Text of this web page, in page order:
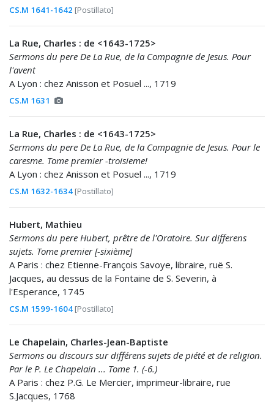
CS.M 1641-1642 [Postillato]
La Rue, Charles : de <1643-1725>
Sermons du pere De La Rue, de la Compagnie de Jesus. Pour
l'avent
A Lyon : chez Anisson et Posuel ..., 1719
CS.M 1631
La Rue, Charles : de <1643-1725>
Sermons du pere De La Rue, de la Compagnie de Jesus. Pour le
caresme. Tome premier -troisieme!
A Lyon : chez Anisson et Posuel ..., 1719
CS.M 1632-1634 [Postillato]
Hubert, Mathieu
Sermons du pere Hubert, prêtre de l'Oratoire. Sur differens
sujets. Tome premier [-sixième]
A Paris : chez Etienne-François Savoye, libraire, ruë S.
Jacques, au dessus de la Fontaine de S. Severin, à
l'Esperance, 1745
CS.M 1599-1604 [Postillato]
Le Chapelain, Charles-Jean-Baptiste
Sermons ou discours sur différens sujets de piété et de religion.
Par le P. Le Chapelain ... Tome 1. (-6.)
A Paris : chez P.G. Le Mercier, imprimeur-libraire, rue
S.Jacques, 1768